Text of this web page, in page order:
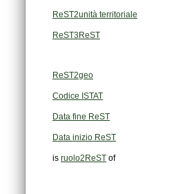
ReST2unità territoriale
ReST3ReST
ReST2geo
Codice ISTAT
Data fine ReST
Data inizio ReST
is ruolo2ReST of